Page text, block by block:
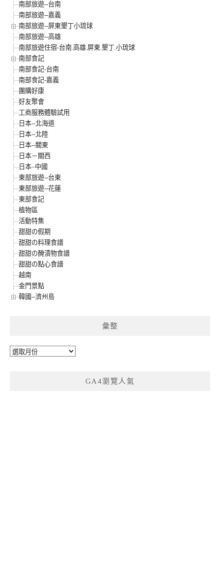
南部旅遊--台南
南部旅遊--嘉義
南部旅遊--屏東墾丁小琉球
南部旅遊--高雄
南部旅遊住宿-台南.高雄.屏東.墾丁.小琉球
南部食記
南部食記-台南
南部食記-嘉義
團購好康
好友聚會
工商服務體驗試用
日本--北海道
日本--北陸
日本--關東
日本－關西
日本–中國
東部旅遊--台東
東部旅遊--花蓮
東部食記
植物區
活動特集
甜甜の假期
甜甜の料理食譜
甜甜の醃漬物食譜
甜甜の點心食譜
越南
金門景點
韓國--濟州島
彙整
彙
GA4瀏覽人氣